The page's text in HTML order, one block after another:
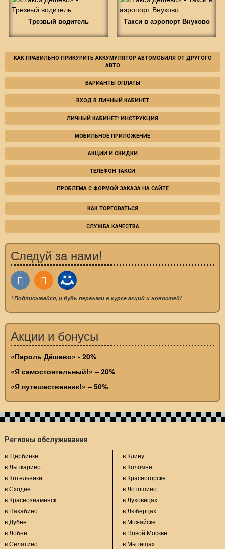
Трезвый водитель Такси в аэропорт Внуково
КАК ПРАВИЛЬНО ПРИКУРИТЬ АККУМУЛЯТОР АВТОМОБИЛЯ ОТ ДРУГОГО
АВТО
ВАРИАНТЫ ОПЛАТЫ
ВХОД В ЛИЧНЫЙ КАБИНЕТ
ЛИЧНЫЙ КАБИНЕТ: ИНСТРУКЦИЯ
МОБИЛЬНОЕ ПРИЛОЖЕНИЕ
АКЦИИ И СКИДКИ
ТЕЛЕФОН ТАКСИ
ПРОБЛЕМА С ФОРМОЙ ЗАКАЗА НА САЙТЕ
КАК ТОРГОВАТЬСЯ
СЛУЖБА КАЧЕСТВА
Следуй за нами!
* Подписывайся, и будь первыми в курсе акций и новостей!
Акции и бонусы
«Пароль Дёшево» - 20%
«Я самостоятельный!» – 20%
«Я путешественник!» – 50%
Регионы обслуживания
в Щербинке
в Лыткарино
в Котельники
в Сходне
в Краснознаменск
в Нахабино
в Дубне
в Лобне
в Селятино
в Клину
в Коломне
в Красногорске
в Лотошино
в Луховицах
в Люберцах
в Можайске
в Новой Москве
в Мытищах